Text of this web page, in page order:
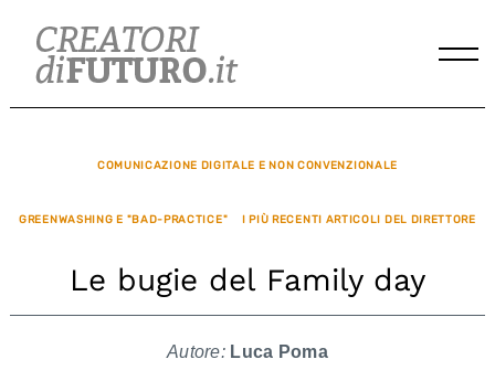
content
COMUNICAZIONE DIGITALE E NON CONVENZIONALE
GREENWASHING E "BAD-PRACTICE" I PIÙ RECENTI ARTICOLI DEL DIRETTORE
Le bugie del Family day
Autore: Luca Poma